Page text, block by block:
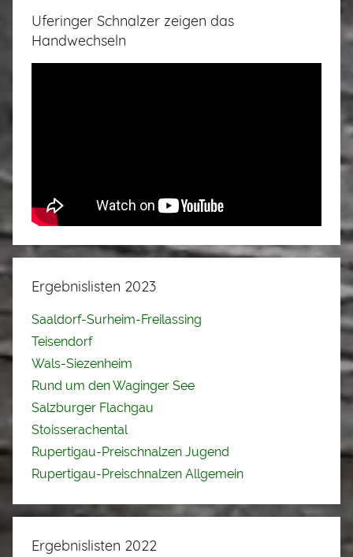
Uferinger Schnalzer zeigen das
Handwechseln
Ergebnislisten 2023
Saaldorf-Surheim-Freilassing
Teisendorf
Wals-Siezenheim
Rund um den Waginger See
Salzburger Flachgau
Stoisserachental
Rupertigau-Preischnalzen Jugend
Rupertigau-Preischnalzen Allgemein
Ergebnislisten 2022